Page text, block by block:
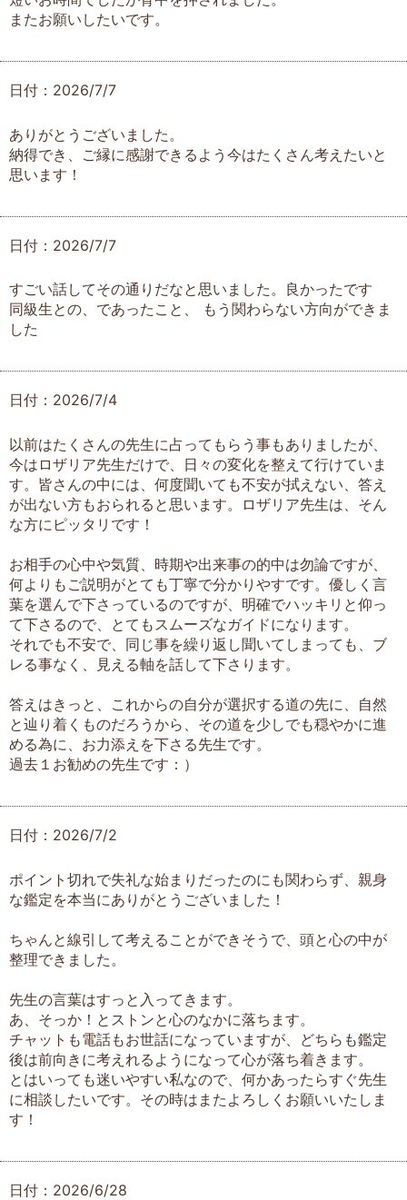
またお願いしたいです。
日付：2026/7/7
ありがとうございました。
納得でき、ご縁に感謝できるよう今はたくさん考えたいと
思います！
日付：2026/7/7
すごい話してその通りだなと思いました。良かったです
同級生との、であったこと、 もう関わらない方向ができま
した
日付：2026/7/4
以前はたくさんの先生に占ってもらう事もありましたが、
今はロザリア先生だけで、日々の変化を整えて行けていま
す。皆さんの中には、何度聞いても不安が拭えない、答え
が出ない方もおられると思います。ロザリア先生は、そん
な方にピッタリです！
お相手の心中や気質、時期や出来事の的中は勿論ですが、
何よりもご説明がとても丁寧で分かりやすです。優しく言
葉を選んで下さっているのですが、明確でハッキリと仰っ
て下さるので、とてもスムーズなガイドになります。
それでも不安で、同じ事を繰り返し聞いてしまっても、ブ
レる事なく、見える軸を話して下さります。
答えはきっと、これからの自分が選択する道の先に、自然
と辿り着くものだろうから、その道を少しでも穏やかに進
める為に、お力添えを下さる先生です。
過去１お勧めの先生です：）
日付：2026/7/2
ポイント切れで失礼な始まりだったのにも関わらず、親身
な鑑定を本当にありがとうございました！
ちゃんと線引して考えることができそうで、頭と心の中が
整理できました。
先生の言葉はすっと入ってきます。
あ、そっか！とストンと心のなかに落ちます。
チャットも電話もお世話になっていますが、どちらも鑑定
後は前向きに考えれるようになって心が落ち着きます。
とはいっても迷いやすい私なので、何かあったらすぐ先生
に相談したいです。その時はまたよろしくお願いいたしま
す！
日付：2026/6/28